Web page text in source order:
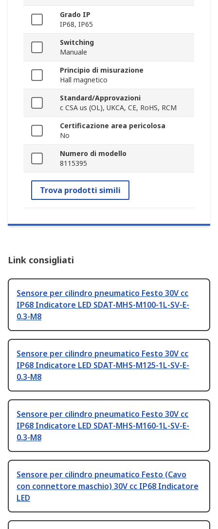
Grado IP
IP68, IP65
Switching
Manuale
Principio di misurazione
Hall magnetico
Standard/Approvazioni
c CSA us (OL), UKCA, CE, RoHS, RCM
Certificazione area pericolosa
No
Numero di modello
8115395
Trova prodotti simili
Link consigliati
Sensore per cilindro pneumatico Festo 30V cc
IP68 Indicatore LED SDAT-MHS-M100-1L-SV-E-
0.3-M8
Sensore per cilindro pneumatico Festo 30V cc
IP68 Indicatore LED SDAT-MHS-M125-1L-SV-E-
0.3-M8
Sensore per cilindro pneumatico Festo 30V cc
IP68 Indicatore LED SDAT-MHS-M160-1L-SV-E-
0.3-M8
Sensore per cilindro pneumatico Festo (Cavo
con connettore maschio) 30V cc IP68 Indicatore
LED